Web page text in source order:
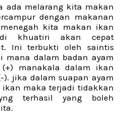
ada melarang kita makan
dengan makanan
kita makan ikan
khuatiri akan cepat
Ini terbukti oleh saintis
mana dalam badan ayam
manakala dalam ikan
). jika dalam suapan ayam
ikan maka terjadi tidakkan
terhasil yang boleh